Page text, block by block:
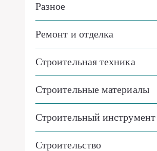
Разное
Ремонт и отделка
Строительная техника
Строительные материалы
Строительный инструмент
Строительство